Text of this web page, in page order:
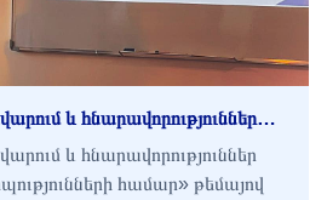
և հնարավորություններ
համար» թեմայով
և հնարավորություններ
համար» թեմայով